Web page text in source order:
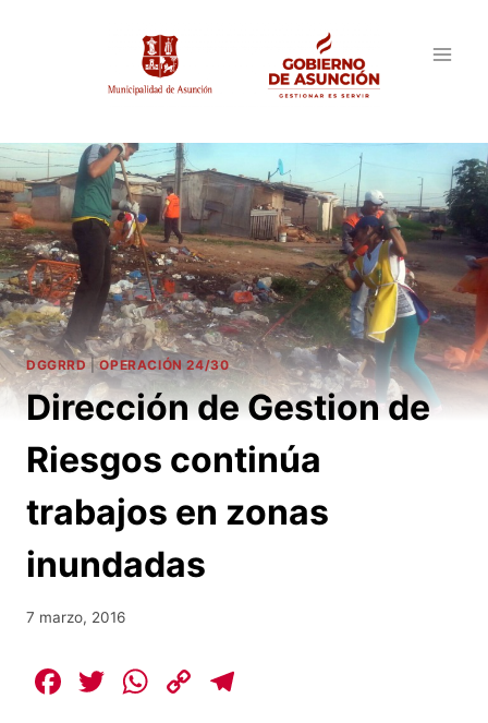
DGGRRD |OPERACIÓN 24/30
Dirección de Gestion de
Riesgos continúa
trabajos en zonas
inundadas
7 marzo, 2016
F
T
W C